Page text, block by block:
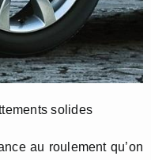
solides
au roulement qu’on